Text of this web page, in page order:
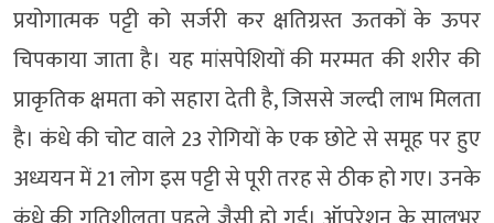
प्रयोगात्मक पट्टी को सर्जरी कर क्षतिग्रस्त ऊतकों के ऊपर
चिपकाया जाता है। यह मांसपेशियों की मरम्मत की शरीर की
प्राकृतिक क्षमता को सहारा देती है, जिससे जल्दी लाभ मिलता
है। कंधे की चोट वाले 23 रोगियों के एक छोटे से समूह पर हुए
अध्ययन में 21 लोग इस पट्टी से पूरी तरह से ठीक हो गए। उनके